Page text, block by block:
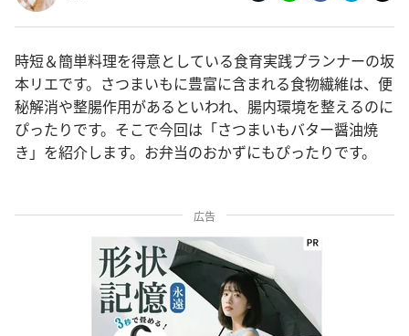
時短＆簡単料理を得意としている食育実践プランナーの坂
本リエです。さつまいもに豊富に含まれる食物繊維は、便
秘解消や整腸作用があるといわれ、腸内環境を整えるのに
ぴったりです。そこで今回は「さつまいもバター醤油焼
き」を紹介します。お弁当のおかずにもぴったりです。
広告